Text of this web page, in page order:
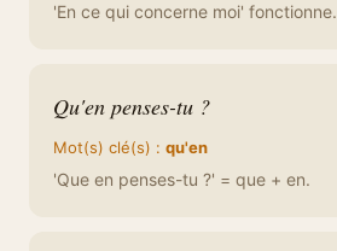
'En ce qui concerne moi' fonctionne.
Qu'en penses-tu ?
Mot(s) clé(s) : qu'en
'Que en penses-tu ?' = que + en.